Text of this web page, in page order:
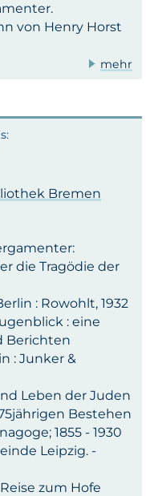
von Henry Horst
mehr
Bremen
die Tragödie der
: Rowohlt, 1932
: eine
Berichten
: Junker &
Leben der Juden
Bestehen
1855 - 1930
Leipzig. -
zum Hofe